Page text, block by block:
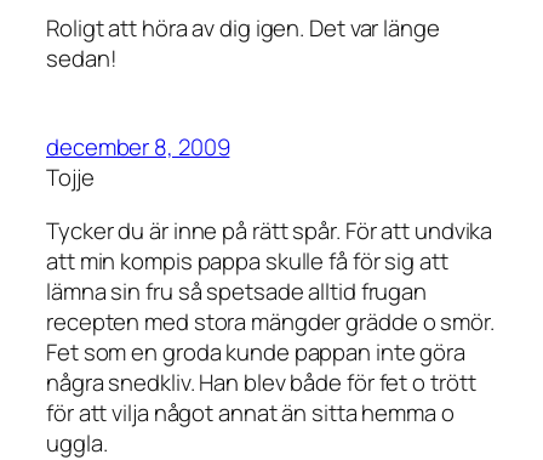
Roligt att höra av dig igen. Det var länge
sedan!
december 8, 2009
Tojje
Tycker du är inne på rätt spår. För att undvika
att min kompis pappa skulle få för sig att
lämna sin fru så spetsade alltid frugan
recepten med stora mängder grädde o smör.
Fet som en groda kunde pappan inte göra
några snedkliv. Han blev både för fet o trött
för att vilja något annat än sitta hemma o
uggla.